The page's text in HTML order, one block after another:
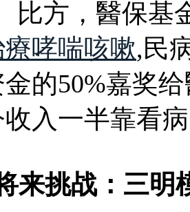
比方，醫保基
療哮喘咳嗽,民
的50%嘉奖
入一半靠看
来挑战：三明